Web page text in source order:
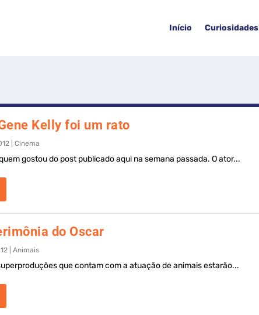
Início Curiosidades
Kelly foi um rato
|Cinema
gostou do post publicado aqui na semana passada. O ator...
do Oscar
|Animais
que contam com a atuação de animais estarão...